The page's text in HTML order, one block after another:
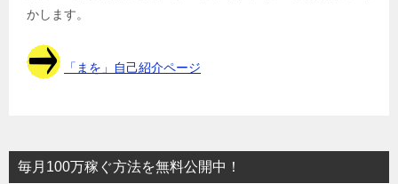
かします。
「まを」自己紹介ページ
毎月100万稼ぐ方法を無料公開中！